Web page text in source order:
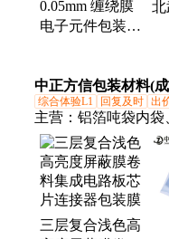
0.05mm 缠绕膜
电子元件包装
损
北
中正方信包装材料(
综合体验L1 回复及时 出
主营： 铝箔吨袋内袋
袋、东莞屏蔽膜卷
袋
三层复合浅色高